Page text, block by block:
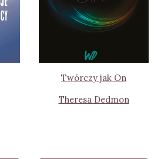
Twórczy jak On
Theresa Dedmon